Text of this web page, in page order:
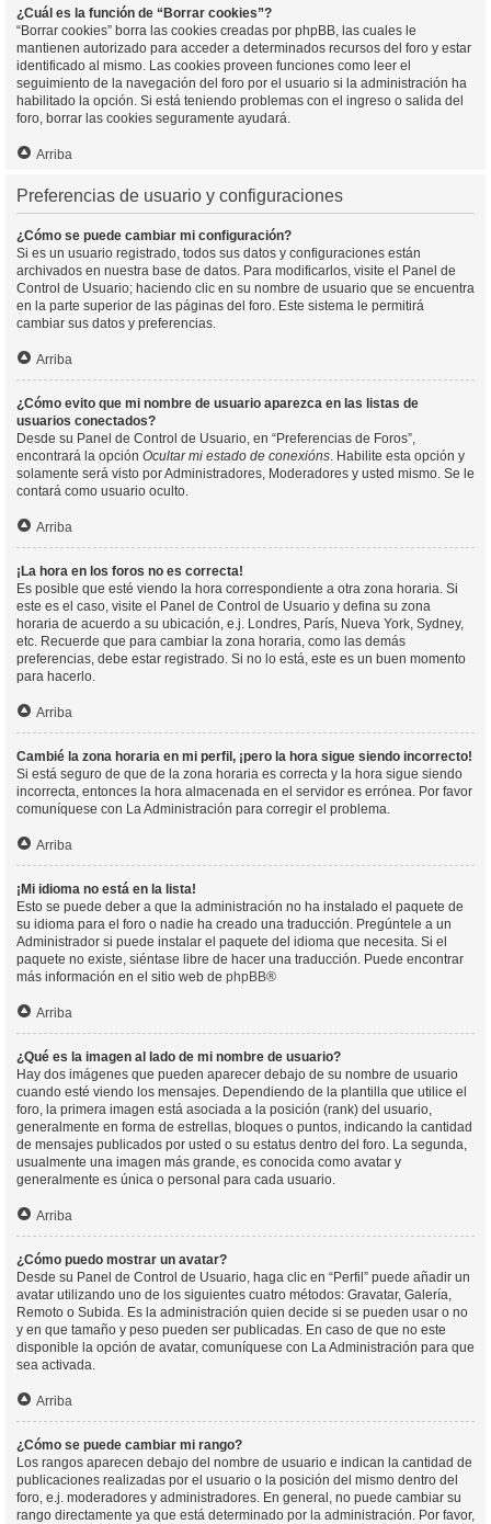
¿Cuál es la función de “Borrar cookies”?
“Borrar cookies” borra las cookies creadas por phpBB, las cuales le
mantienen autorizado para acceder a determinados recursos del foro y estar
identificado al mismo. Las cookies proveen funciones como leer el
seguimiento de la navegación del foro por el usuario si la administración ha
habilitado la opción. Si está teniendo problemas con el ingreso o salida del
foro, borrar las cookies seguramente ayudará.
Arriba
Preferencias de usuario y configuraciones
¿Cómo se puede cambiar mi configuración?
Si es un usuario registrado, todos sus datos y configuraciones están
archivados en nuestra base de datos. Para modificarlos, visite el Panel de
Control de Usuario; haciendo clic en su nombre de usuario que se encuentra
en la parte superior de las páginas del foro. Este sistema le permitirá
cambiar sus datos y preferencias.
Arriba
¿Cómo evito que mi nombre de usuario aparezca en las listas de
usuarios conectados?
Desde su Panel de Control de Usuario, en “Preferencias de Foros”,
encontrará la opción Ocultar mi estado de conexións. Habilite esta opción y
solamente será visto por Administradores, Moderadores y usted mismo. Se le
contará como usuario oculto.
Arriba
¡La hora en los foros no es correcta!
Es posible que esté viendo la hora correspondiente a otra zona horaria. Si
este es el caso, visite el Panel de Control de Usuario y defina su zona
horaria de acuerdo a su ubicación, e.j. Londres, París, Nueva York, Sydney,
etc. Recuerde que para cambiar la zona horaria, como las demás
preferencias, debe estar registrado. Si no lo está, este es un buen momento
para hacerlo.
Arriba
Cambié la zona horaria en mi perfil, ¡pero la hora sigue siendo incorrecto!
Si está seguro de que de la zona horaria es correcta y la hora sigue siendo
incorrecta, entonces la hora almacenada en el servidor es errónea. Por favor
comuníquese con La Administración para corregir el problema.
Arriba
¡Mi idioma no está en la lista!
Esto se puede deber a que la administración no ha instalado el paquete de
su idioma para el foro o nadie ha creado una traducción. Pregúntele a un
Administrador si puede instalar el paquete del idioma que necesita. Si el
paquete no existe, siéntase libre de hacer una traducción. Puede encontrar
más información en el sitio web de phpBB®
Arriba
¿Qué es la imagen al lado de mi nombre de usuario?
Hay dos imágenes que pueden aparecer debajo de su nombre de usuario
cuando esté viendo los mensajes. Dependiendo de la plantilla que utilice el
foro, la primera imagen está asociada a la posición (rank) del usuario,
generalmente en forma de estrellas, bloques o puntos, indicando la cantidad
de mensajes publicados por usted o su estatus dentro del foro. La segunda,
usualmente una imagen más grande, es conocida como avatar y
generalmente es única o personal para cada usuario.
Arriba
¿Cómo puedo mostrar un avatar?
Desde su Panel de Control de Usuario, haga clic en “Perfil” puede añadir un
avatar utilizando uno de los siguientes cuatro métodos: Gravatar, Galería,
Remoto o Subida. Es la administración quien decide si se pueden usar o no
y en que tamaño y peso pueden ser publicadas. En caso de que no este
disponible la opción de avatar, comuníquese con La Administración para que
sea activada.
Arriba
¿Cómo se puede cambiar mi rango?
Los rangos aparecen debajo del nombre de usuario e indican la cantidad de
publicaciones realizadas por el usuario o la posición del mismo dentro del
foro, e.j. moderadores y administradores. En general, no puede cambiar su
rango directamente ya que está determinado por la administración. Por favor,